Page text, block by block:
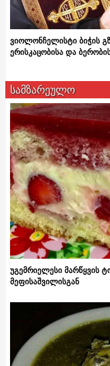
ვიოლონჩელისტი ბიჭის
ერისკაცობისა და
სამზარეულო
უგემრიელესი მარწყვის
მეფისაშვილისგან